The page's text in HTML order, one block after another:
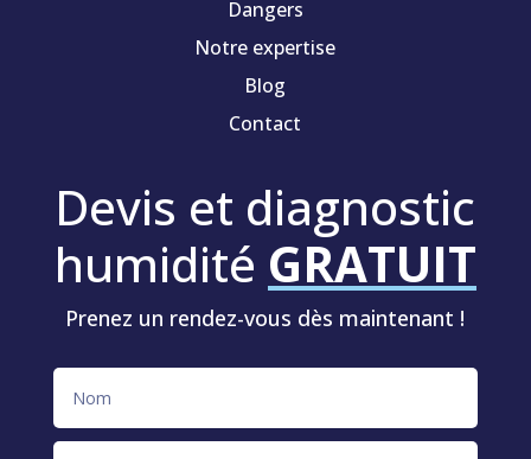
Dangers
Notre expertise
Blog
Contact
Devis et diagnostic
humidité GRATUIT
Prenez un rendez-vous dès maintenant !